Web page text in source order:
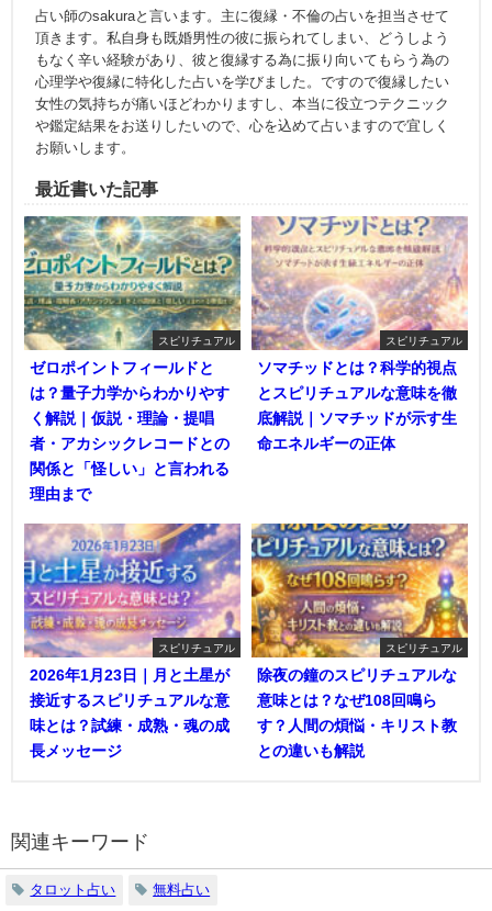
占い師のsakuraと言います。主に復縁・不倫の占いを担当させて
頂きます。私自身も既婚男性の彼に振られてしまい、どうしよう
もなく辛い経験があり、彼と復縁する為に振り向いてもらう為の
心理学や復縁に特化した占いを学びました。ですので復縁したい
女性の気持ちが痛いほどわかりますし、本当に役立つテクニック
や鑑定結果をお送りしたいので、心を込めて占いますので宜しく
お願いします。
最近書いた記事
スピリチュアル
ゼロポイントフィールドと
は？量子力学からわかりやす
く解説｜仮説・理論・提唱
者・アカシックレコードとの
関係と「怪しい」と言われる
理由まで
スピリチュアル
ソマチッドとは？科学的視点
とスピリチュアルな意味を徹
底解説｜ソマチッドが示す生
命エネルギーの正体
スピリチュアル
2026年1月23日｜月と土星が
接近するスピリチュアルな意
味とは？試練・成熟・魂の成
長メッセージ
スピリチュアル
除夜の鐘のスピリチュアルな
意味とは？なぜ108回鳴ら
す？人間の煩悩・キリスト教
との違いも解説
関連キーワード
タロット占い 無料占い